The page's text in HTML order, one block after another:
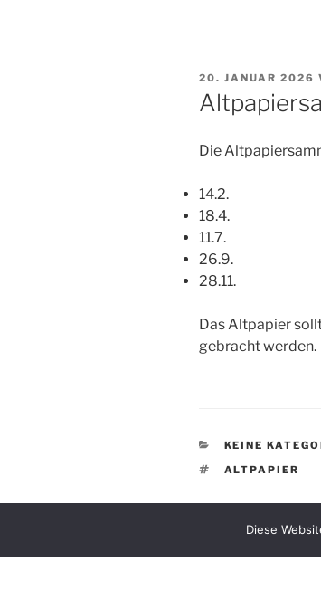
VERÖFFENTLICHT
AM
20. JANUAR 2026
Die
14.2.
18.4.
11.7.
26.9.
28.11.
Das Altpapier
gebracht werden.
KATEGORIEN
KEINE
ALTPAPIER
Diese